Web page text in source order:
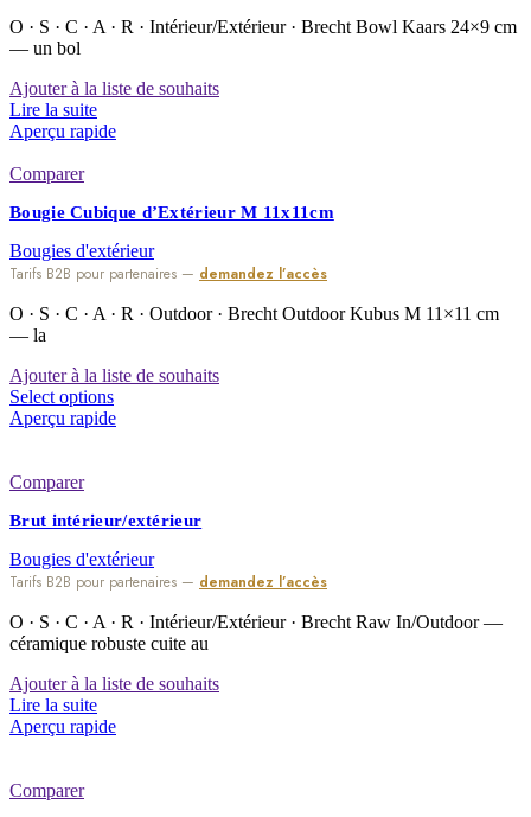
O · S · C · A · R · Intérieur/Extérieur · Brecht Bowl Kaars 24×9 cm
— un bol
Ajouter à la liste de souhaits
Lire la suite
Aperçu rapide
Comparer
Bougie Cubique d’Extérieur M 11x11cm
Bougies d'extérieur
Tarifs B2B pour partenaires — demandez l’accès
O · S · C · A · R · Outdoor · Brecht Outdoor Kubus M 11×11 cm
— la
Ajouter à la liste de souhaits
Select options
Aperçu rapide
Comparer
Brut intérieur/extérieur
Bougies d'extérieur
Tarifs B2B pour partenaires — demandez l’accès
O · S · C · A · R · Intérieur/Extérieur · Brecht Raw In/Outdoor —
céramique robuste cuite au
Ajouter à la liste de souhaits
Lire la suite
Aperçu rapide
Comparer